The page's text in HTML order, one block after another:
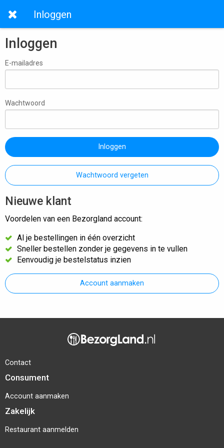
Inloggen
Inloggen
E-mailadres
Wachtwoord
Inloggen
Wachtwoord vergeten
Nieuwe klant
Voordelen van een Bezorgland account:
Al je bestellingen in één overzicht
Sneller bestellen zonder je gegevens in te vullen
Eenvoudig je bestelstatus inzien
Account aanmaken
Contact
Consument
Account aanmaken
Zakelijk
Restaurant aanmelden